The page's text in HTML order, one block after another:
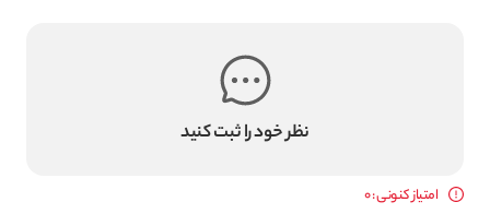
نظر خود را ثبت کنید
امتیاز کنونی : 0